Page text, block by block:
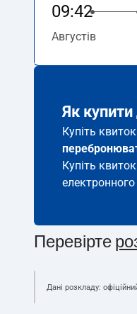
09:42
Августів
Як
Купіть
Купіть
Перевірте
Дані розкладу: